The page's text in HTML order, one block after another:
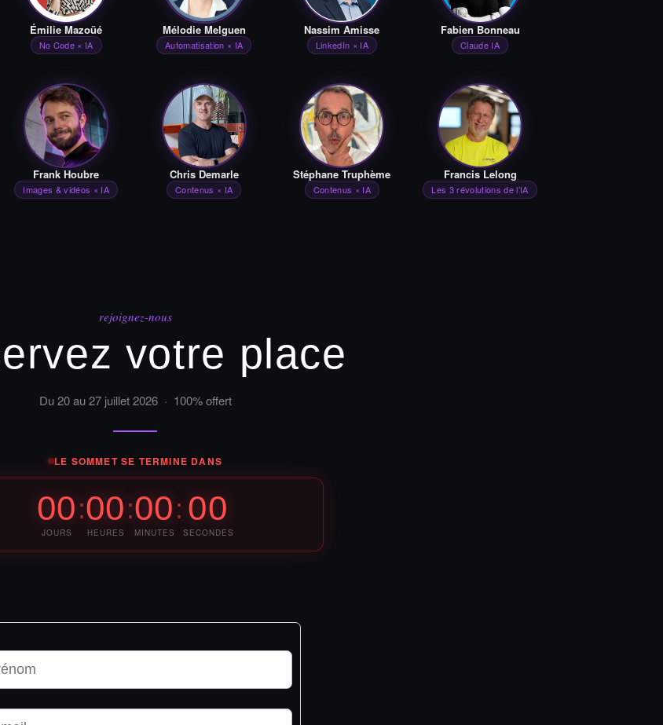
Émilie Mazoüé
No Code × IA
Mélodie Melguen
Automatisation × IA
Nassim Amisse
LinkedIn × IA
Fabien Bonneau
Claude IA
Frank Houbre
Images & vidéos × IA
Chris Demarle
Contenus × IA
Stéphane Truphème
Contenus × IA
Francis Lelong
Les 3 révolutions de l’IA
rejoignez-nous
votre place
Du 20 au 27 juillet 2026 · 100% offert
LE SOMMET SE TERMINE DANS
00
JOURS
:00
HEURES
:00
MINUTES
: 00
SECONDES